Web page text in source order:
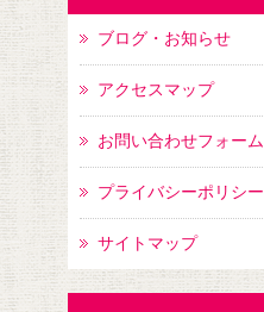
ブログ・お知らせ
アクセスマップ
お問い合わせフォーム
プライバシーポリシー
サイトマップ